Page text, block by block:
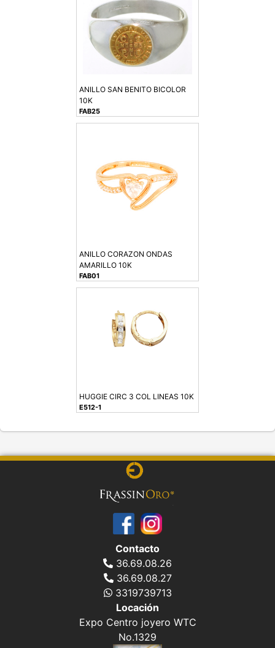
ANILLO SAN BENITO BICOLOR
10K
FAB25
ANILLO CORAZON ONDAS
AMARILLO 10K
FAB01
HUGGIE CIRC 3 COL LINEAS 10K
E512-1
Contacto
36.69.08.26
36.69.08.27
3319739713
Locación
Expo Centro joyero WTC
No.1329